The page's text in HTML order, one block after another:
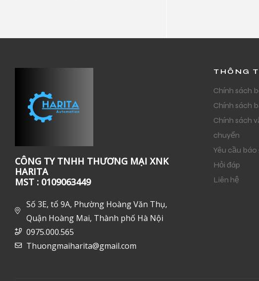
CÔNG TY TNHH THƯƠNG MẠI XNK
HARITA
MST : 0109063449
Số 3E, tổ 9A, Phường Hoàng Văn Thụ,
Quận Hoàng Mai, Thành phố Hà Nội
0975.000.565
Thuongmaiharita@gmail.com
THÔNG
Chính sách
Chính sách
Chính sách
chuyển
Yêu cầu báo
Hỏi đáp
Liên hệ